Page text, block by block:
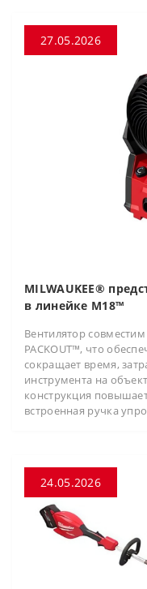
27.05.2026
MILWAUKEE®
в линейке M18™
Вентилятор
PACKOUT™, что
сокращает время,
инструмента на
конструкция
встроенная ручка
24.05.2026